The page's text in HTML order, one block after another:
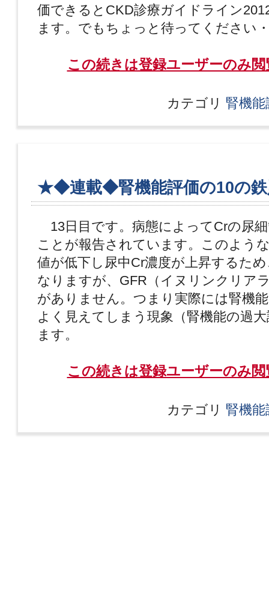
価できるとCKD診療ガイドライン
ます。でもちょっと待ってください
この続きは登録ユーザーのみ
カテゴリ 腎機
★◆連載◆腎機能評価の10の
13日目です。病態によってCrの尿
ことが報告されています。このよう
値が低下し尿中Cr濃度が上昇するた
なりますが、GFR（イヌリンクリア
がありません。つまり実際には腎機
よく見えてしまう現象（腎機能の過
ます。
この続きは登録ユーザーのみ
カテゴリ 腎機